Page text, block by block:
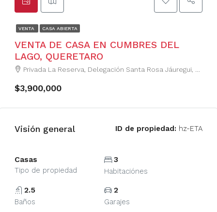
VENTA CASA ABIERTA
VENTA DE CASA EN CUMBRES DEL
LAGO, QUERETARO
Privada La Reserva, Delegación Santa Rosa Jáuregui, Juriquilla, Municipio de Querétaro, Querétaro, 76226, México
$3,900,000
Visión general ID de propiedad: hz-ETA
Casas
Tipo de propiedad
3
Habitaciónes
2.5
Baños
2
Garajes